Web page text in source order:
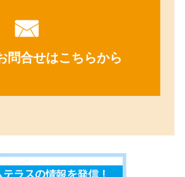
問合せはこちらから